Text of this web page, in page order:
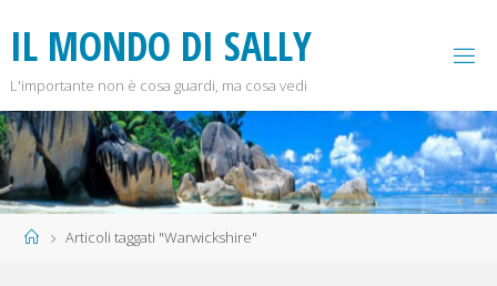
contenuto
IL MONDO DI SALLY
L'importante non è cosa guardi, ma cosa vedi
HomeArticoli taggati "Warwickshire"